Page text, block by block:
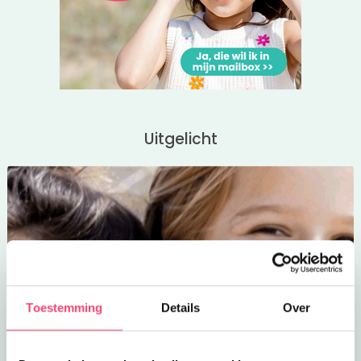
Toestemming Details Over
Uitgelicht